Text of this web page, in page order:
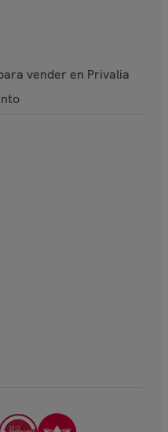
vender en Privalia